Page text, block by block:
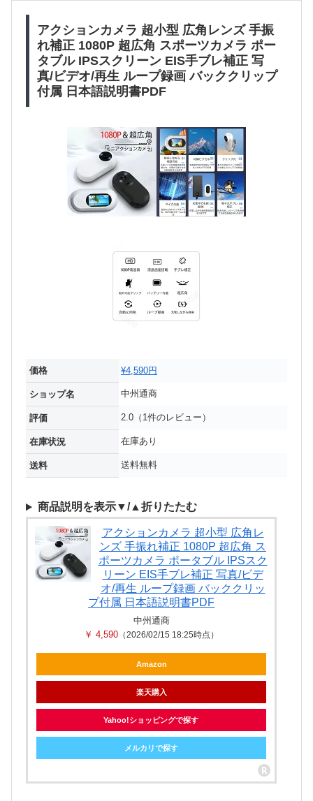
アクションカメラ 超小型 広角レンズ 手振
れ補正 1080P 超広角 スポーツカメラ ポー
タブル IPSスクリーン EIS手ブレ補正 写
真/ビデオ/再生 ループ録画 バッククリップ
付属 日本語説明書PDF
価格 ¥4,590円
ショップ名 中州通商
評価 2.0（1件のレビュー）
在庫状況 在庫あり
送料 送料無料
商品説明を表示▼/▲折りたたむ
アクションカメラ 超小型 広角レ
ンズ 手振れ補正 1080P 超広角 ス
ポーツカメラ ポータブル IPSスク
リーン EIS手ブレ補正 写真/ビデ
オ/再生 ループ録画 バッククリッ
プ付属 日本語説明書PDF
中州通商
￥ 4,590 （2026/02/15 18:25時点）
Amazon
楽天購入
Yahoo!ショッピングで探す
メルカリで探す